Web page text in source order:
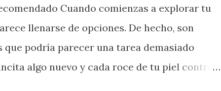
Cuando comienzas a explorar tu
llenarse de opciones. De hecho, son
podría parecer una tarea demasiado
algo nuevo y cada roce de tu piel contra